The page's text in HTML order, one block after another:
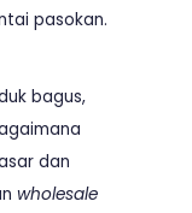
pasokan.
bagus,
dan
wholesale